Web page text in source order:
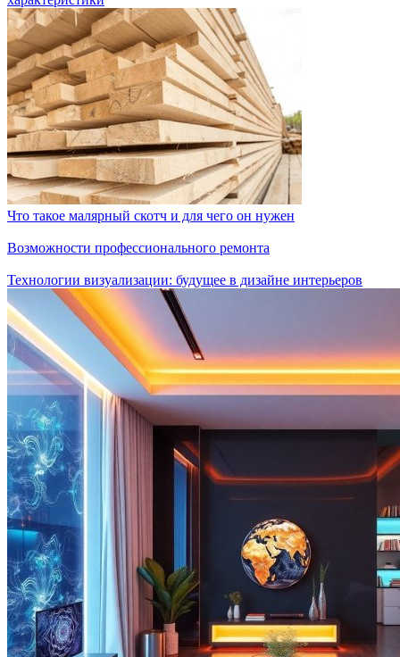
Что такое малярный скотч и для чего он нужен
Возможности профессионального ремонта
Технологии визуализации: будущее в дизайне интерьеров